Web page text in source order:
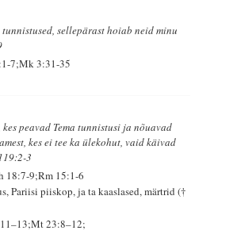
sellepärast hoiab neid minu
7;Mk 3:31-35
kes peavad Tema tunnistusi ja nõuavad
kes ei tee ka ülekohut, vaid käivad
3
18:7-9;Rm 15:1-6
Pariisi piiskop, ja ta kaaslased, märtrid (†
23:8–12;